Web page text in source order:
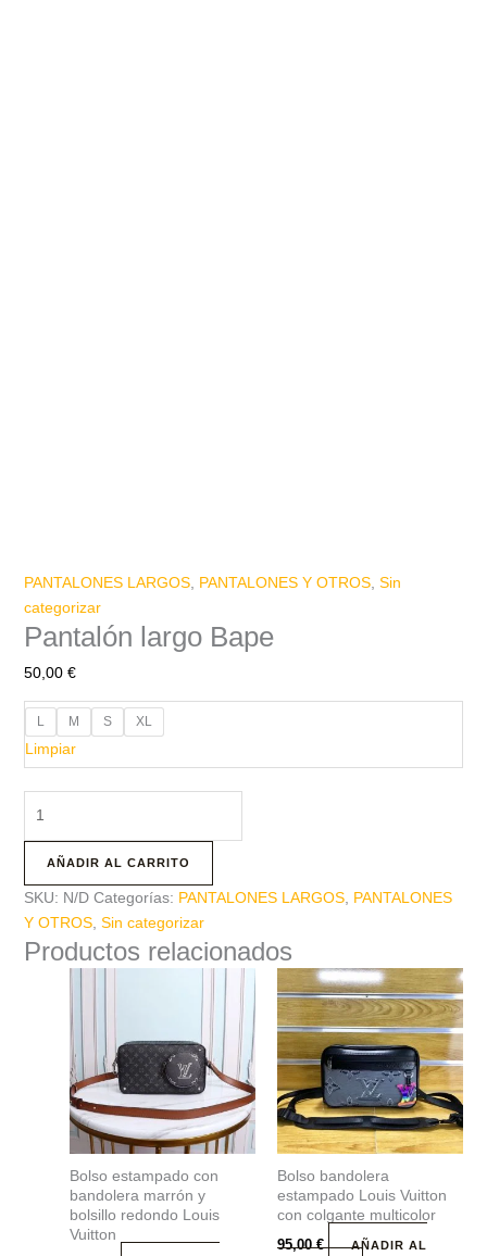
PANTALONES LARGOS, PANTALONES Y OTROS, Sin
categorizar
Pantalón largo Bape
50,00 €
L M S XL
Limpiar
AÑADIR AL CARRITO
SKU: N/D Categorías: PANTALONES LARGOS, PANTALONES
Y OTROS, Sin categorizar
Productos relacionados
Bolso estampado con
bandolera marrón y
bolsillo redondo Louis
Vuitton
Bolso bandolera
estampado Louis Vuitton
con colgante multicolor
95,00€
AÑADIR AL